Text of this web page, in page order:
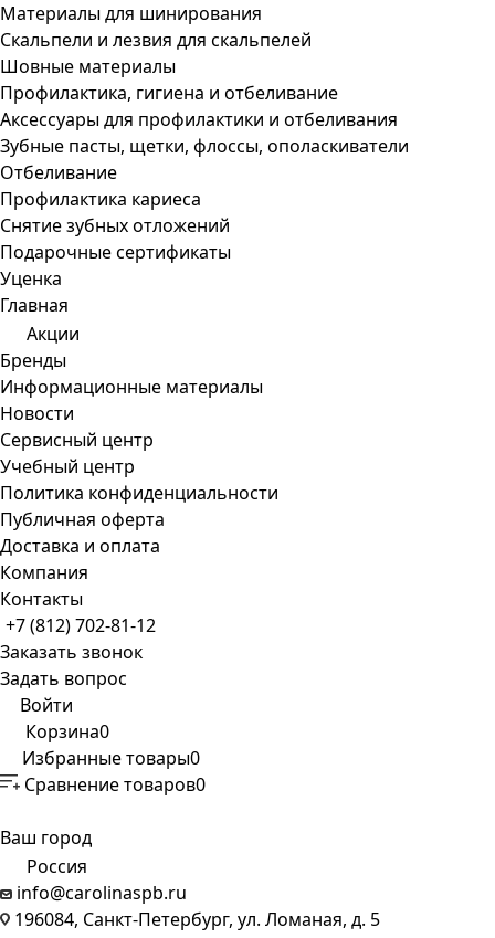
Материалы для шинирования
Скальпели и лезвия для скальпелей
Шовные материалы
Профилактика, гигиена и отбеливание
Аксессуары для профилактики и отбеливания
Зубные пасты, щетки, флоссы, ополаскиватели
Отбеливание
Профилактика кариеса
Снятие зубных отложений
Подарочные сертификаты
Уценка
Главная
Акции
Бренды
Информационные материалы
Новости
Сервисный центр
Учебный центр
Политика конфиденциальности
Публичная оферта
Доставка и оплата
Компания
Контакты
+7 (812) 702-81-12
Заказать звонок
Задать вопрос
Войти
Корзина0
Избранные товары0
Сравнение товаров0
Ваш город
Россия
info@carolinaspb.ru
196084, Санкт-Петербург, ул. Ломаная, д. 5